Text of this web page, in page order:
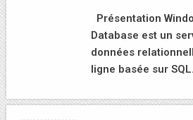
Présentation
Database est un
données
ligne basée sur